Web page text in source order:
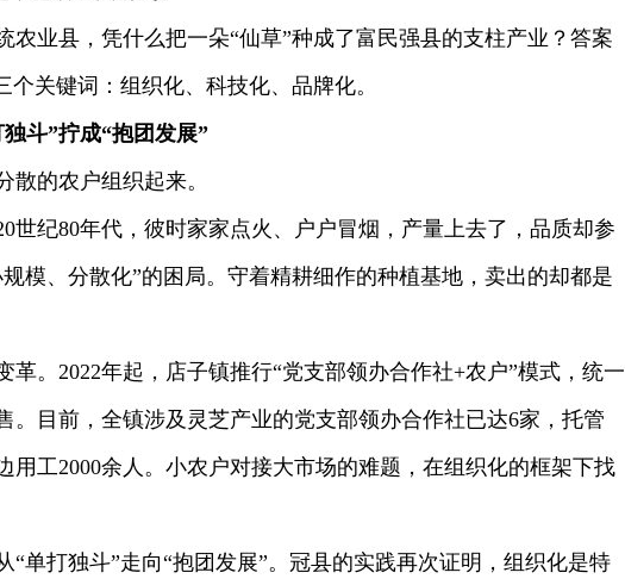
业县，凭什么把一朵“仙草”种成了富民强县的支柱产业？答案
个关键词：组织化、科技化、品牌化。
斗”拧成“抱团发展”
的农户组织起来。
纪80年代，彼时家家点火、户户冒烟，产量上去了，品质却参
模、分散化”的困局。守着精耕细作的种植基地，卖出的却都是
。2022年起，店子镇推行“党支部领办合作社+农户”模式，统一
。目前，全镇涉及灵芝产业的党支部领办合作社已达6家，托管
用工2000余人。小农户对接大市场的难题，在组织化的框架下找
打独斗”走向“抱团发展”。冠县的实践再次证明，组织化是特